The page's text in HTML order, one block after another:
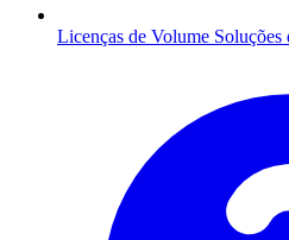
Licenças de Volume Soluções